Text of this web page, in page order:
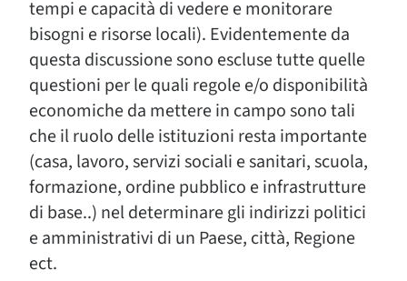
tempi e capacità di vedere e monitorare
bisogni e risorse locali). Evidentemente da
questa discussione sono escluse tutte quelle
questioni per le quali regole e/o disponibilità
economiche da mettere in campo sono tali
che il ruolo delle istituzioni resta importante
(casa, lavoro, servizi sociali e sanitari, scuola,
formazione, ordine pubblico e infrastrutture
di base..) nel determinare gli indirizzi politici
e amministrativi di un Paese, città, Regione
ect.